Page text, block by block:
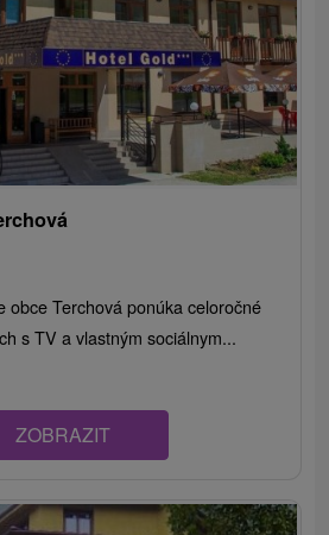
obce Terchová ponúka celoročné
s TV a vlastným sociálnym...
ZOBRAZIT